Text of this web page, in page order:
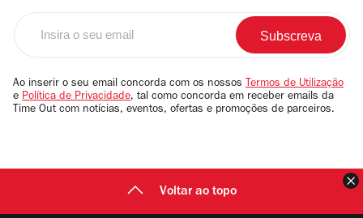
email
Ao inserir o seu email concorda com os nossos Termos de Utilização
e Política de Privacidade, tal como concorda em receber emails da
Time Out com notícias, eventos, ofertas e promoções de parceiros.
Voltar ao topo